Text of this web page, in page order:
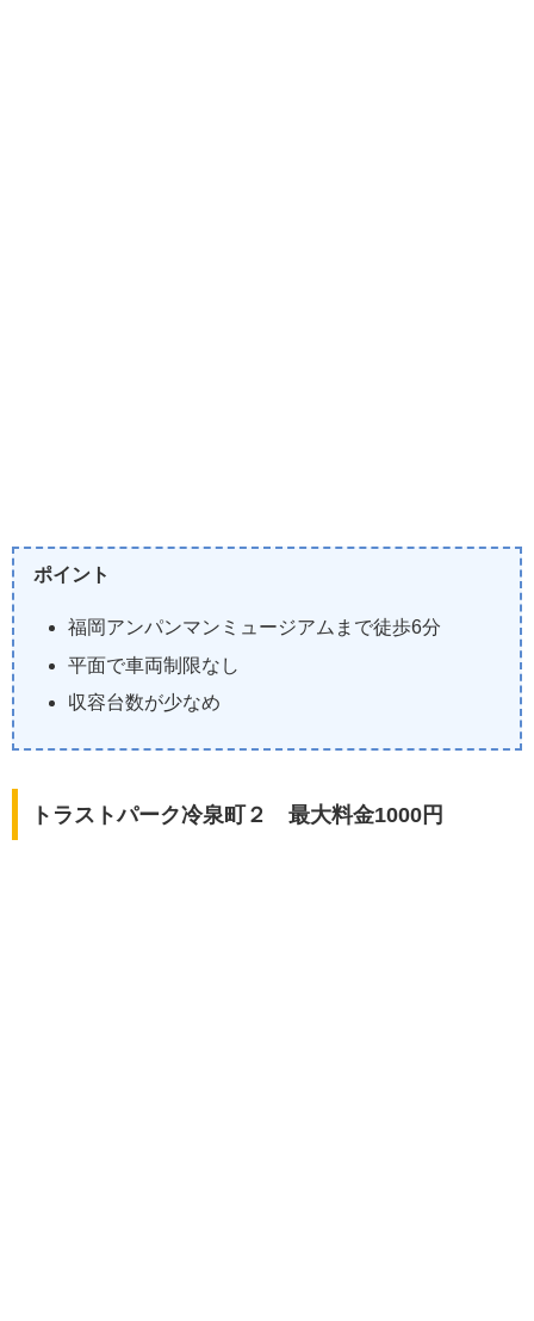
ポイント
福岡アンパンマンミュージアムまで徒歩6分
平面で車両制限なし
収容台数が少なめ
トラストパーク冷泉町２ 最大料金1000円